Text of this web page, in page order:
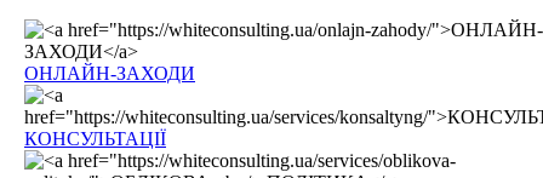
ОНЛАЙН-ЗАХОДИ
КОНСУЛЬТАЦІЇ